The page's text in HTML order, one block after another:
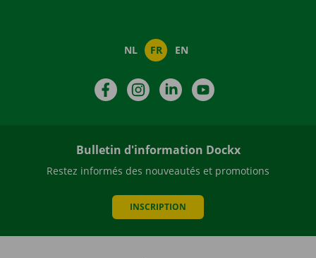
NL FR EN
FacebookInstagramLinkedIn
Bulletin d'information Dockx
Restez informés des nouveautés et promotions
INSCRIPTION